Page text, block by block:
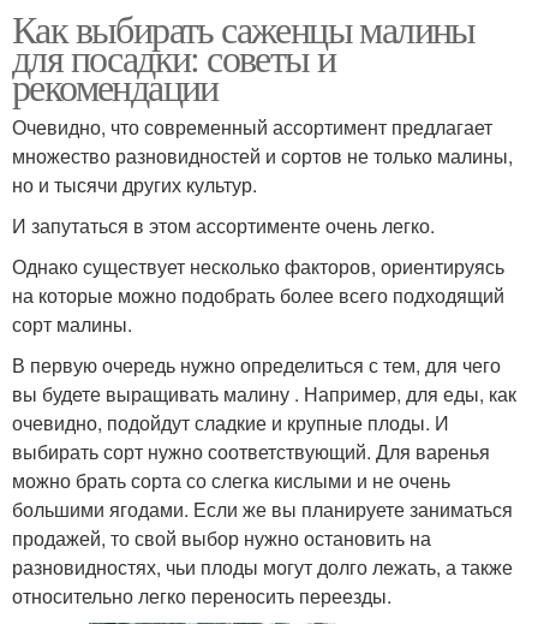
Как выбирать саженцы малины
для посадки: советы и
рекомендации
Очевидно, что современный ассортимент предлагает
множество разновидностей и сортов не только малины,
но и тысячи других культур.
И запутаться в этом ассортименте очень легко.
Однако существует несколько факторов, ориентируясь
на которые можно подобрать более всего подходящий
сорт малины.
В первую очередь нужно определиться с тем, для чего
вы будете выращивать малину . Например, для еды, как
очевидно, подойдут сладкие и крупные плоды. И
выбирать сорт нужно соответствующий. Для варенья
можно брать сорта со слегка кислыми и не очень
большими ягодами. Если же вы планируете заниматься
продажей, то свой выбор нужно остановить на
разновидностях, чьи плоды могут долго лежать, а также
относительно легко переносить переезды.